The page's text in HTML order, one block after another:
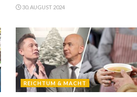
30. AUGUST 2024
REICHTUM & MACHT